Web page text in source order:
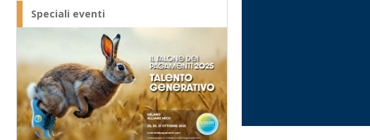
Speciali eventi